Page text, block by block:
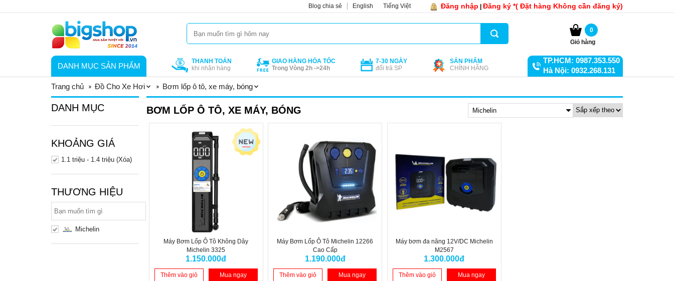
Đăng nhập Đăng ký *( Đặt hàng Không cần đăng ký)
Blog chia sẻ English Tiếng Việt
0
Giỏ hàng
DANH MỤC SẢN PHẨM
THANH TOÁN
khi nhận hàng
GIAO HÀNG HỎA TỐC
Trong Vòng 2h ->24h
7-30 NGÀY
đổi trả SP
SẢN PHẨM
CHÍNH HÃNG
TP.HCM: 0987.353.550
Hà Nội: 0932.268.131
Trang chủ
Đồ Cho Xe Hơi Bơm lốp ô tô, xe máy, bóng
DANH MỤC
KHOẢNG GIÁ
1.1 triệu - 1.4 triệu (Xóa)
THƯƠNG HIỆU
Michelin
BƠM LỐP Ô TÔ, XE MÁY, BÓNG Michelin
Máy Bơm Lốp Ô Tô Không Dây
Michelin 3325
1.150.000đ
Thêm vào giỏ Mua ngay
Máy Bơm Lốp Ô Tô Michelin 12266
Cao Cấp
1.190.000đ
Thêm vào giỏ Mua ngay
Máy bơm đa năng 12V/DC Michelin
M2567
1.300.000đ
Thêm vào giỏ Mua ngay